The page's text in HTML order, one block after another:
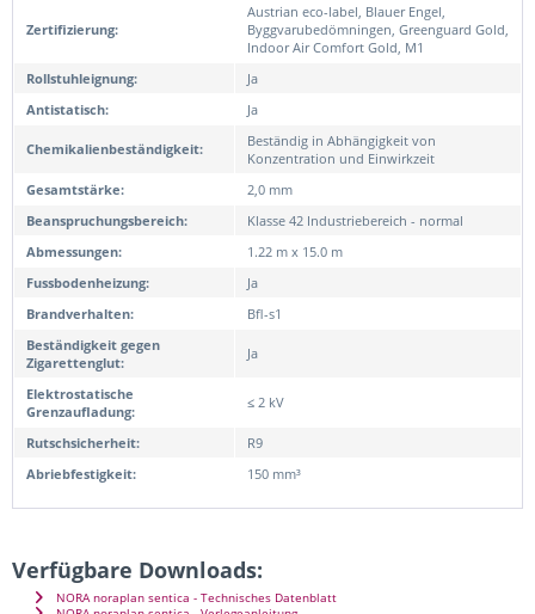
Zertifizierung:
Austrian eco-label, Blauer Engel,
Byggvarubedömningen, Greenguard Gold,
Indoor Air Comfort Gold, M1
Rollstuhleignung:
Ja
Antistatisch:
Ja
Chemikalienbeständigkeit:
Beständig in Abhängigkeit von
Konzentration und Einwirkzeit
Gesamtstärke:
2,0 mm
Beanspruchungsbereich:
Klasse 42 Industriebereich - normal
Abmessungen:
1.22 m x 15.0 m
Fussbodenheizung:
Ja
Brandverhalten:
Bfl-s1
Beständigkeit gegen
Zigarettenglut:
Ja
Elektrostatische
Grenzaufladung:
≤ 2 kV
Rutschsicherheit:
R9
Abriebfestigkeit:
150 mm³
Verfügbare Downloads:
NORA noraplan sentica - Technisches Datenblatt